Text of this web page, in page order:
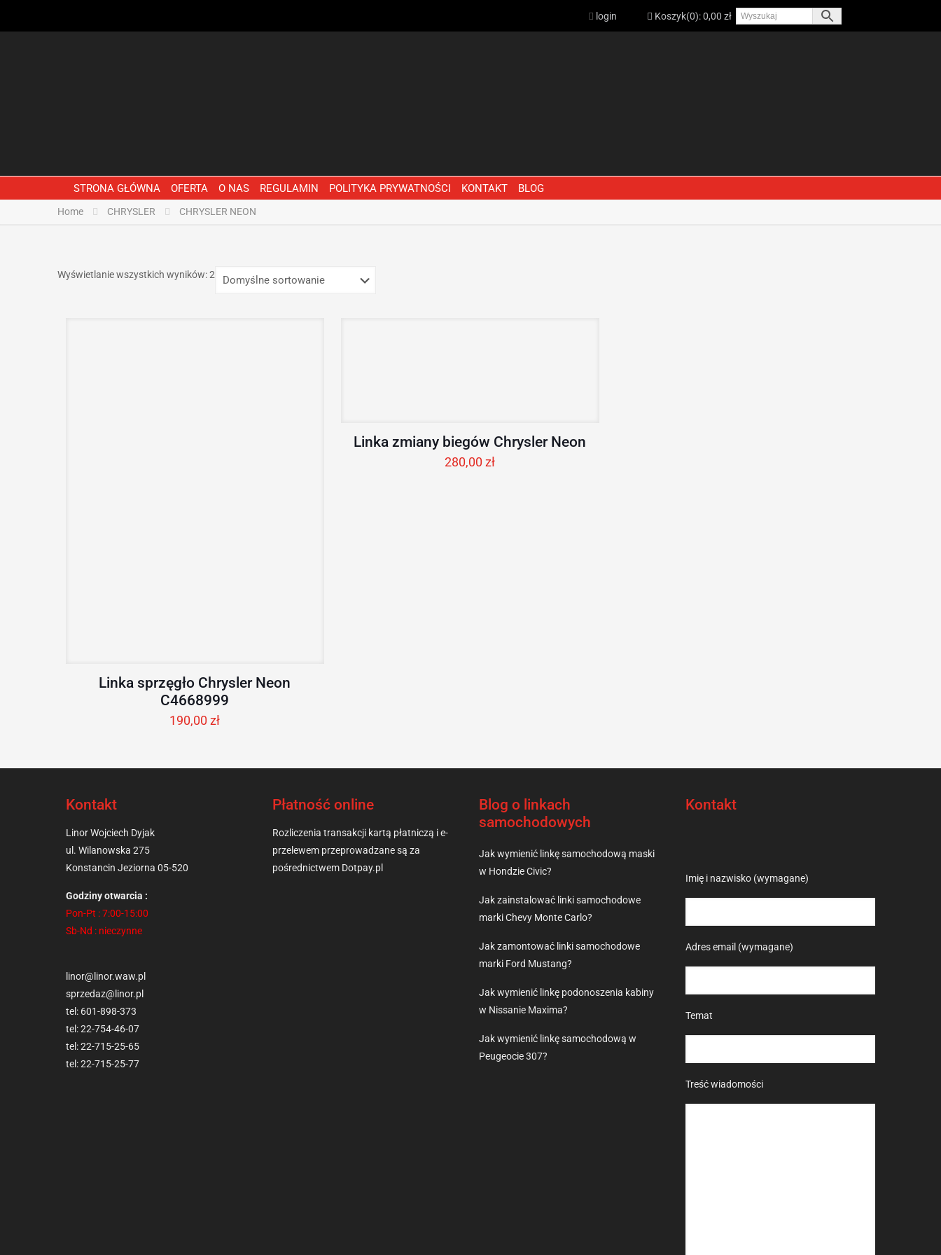
login Koszyk(0):0,00 zł
STRONA GŁÓWNA OFERTA O NAS REGULAMIN POLITYKA PRYWATNOŚCI KONTAKT BLOG
Home CHRYSLER CHRYSLER NEON
Wyświetlanie wszystkich wyników: 2
Linka sprzęgło Chrysler Neon
C4668999
190,00zł
Linka zmiany biegów Chrysler Neon
280,00zł
Kontakt
Linor Wojciech Dyjak
ul. Wilanowska 275
Konstancin Jeziorna 05-520
Godziny otwarcia :
Pon-Pt : 7:00-15:00
Sb-Nd : nieczynne
linor@linor.waw.pl
sprzedaz@linor.pl
tel: 601-898-373
tel:22-754-46-07
tel:22-715-25-65
tel:22-715-25-77
Płatność online
Rozliczenia transakcji kartą płatniczą i e-
przelewem przeprowadzane są za
pośrednictwem Dotpay.pl
Blog o linkach
samochodowych
Jak wymienić linkę samochodową maski
w Hondzie Civic?
Jak zainstalować linki samochodowe
marki Chevy Monte Carlo?
Jak zamontować linki samochodowe
marki Ford Mustang?
Jak wymienić linkę podonoszenia kabiny
w Nissanie Maxima?
Jak wymienić linkę samochodową w
Peugeocie 307?
Kontakt
Imię i nazwisko (wymagane)
Adres email (wymagane)
Temat
Treść wiadomości